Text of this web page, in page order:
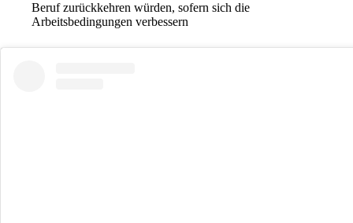
Beruf zurückkehren würden, sofern sich die
Arbeitsbedingungen verbessern